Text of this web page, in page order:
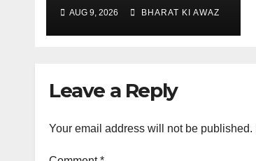
AUG 9, 2026 BHARAT KI AWAZ
Leave a Reply
Your email address will not be published.